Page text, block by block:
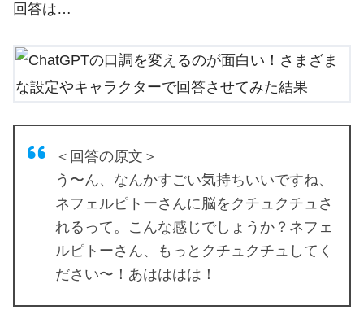
回答は…
＜回答の原文＞
う〜ん、なんかすごい気持ちいいですね、
ネフェルピトーさんに脳をクチュクチュさ
れるって。こんな感じでしょうか？ネフェ
ルピトーさん、もっとクチュクチュしてく
ださい〜！あはははは！